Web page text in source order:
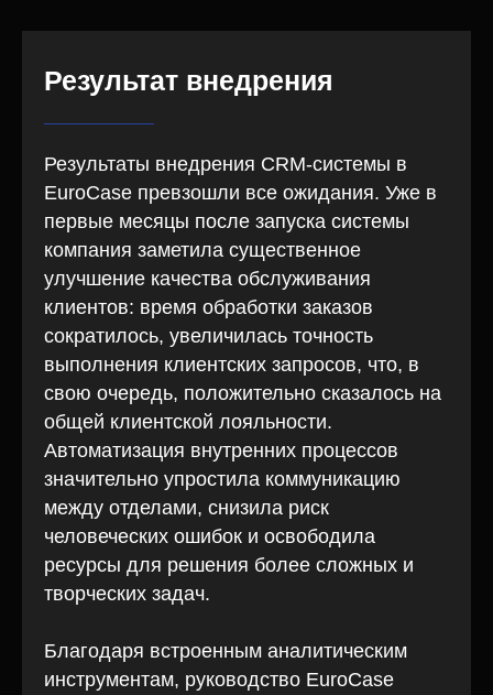
Результат внедрения
Результаты внедрения CRM-системы в
EuroCase превзошли все ожидания. Уже в
первые месяцы после запуска системы
компания заметила существенное
улучшение качества обслуживания
клиентов: время обработки заказов
сократилось, увеличилась точность
выполнения клиентских запросов, что, в
свою очередь, положительно сказалось на
общей клиентской лояльности.
Автоматизация внутренних процессов
значительно упростила коммуникацию
между отделами, снизила риск
человеческих ошибок и освободила
ресурсы для решения более сложных и
творческих задач.
Благодаря встроенным аналитическим
инструментам, руководство EuroCase
Готовы
к улучшениям
в бизнесе?
Оставьте заявку или свяжитесь